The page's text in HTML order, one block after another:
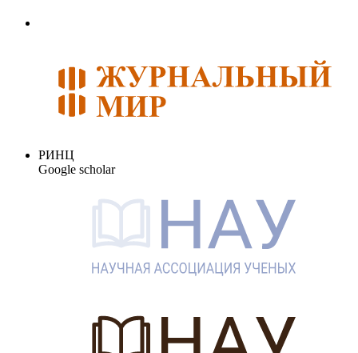
РИНЦ
Google scholar